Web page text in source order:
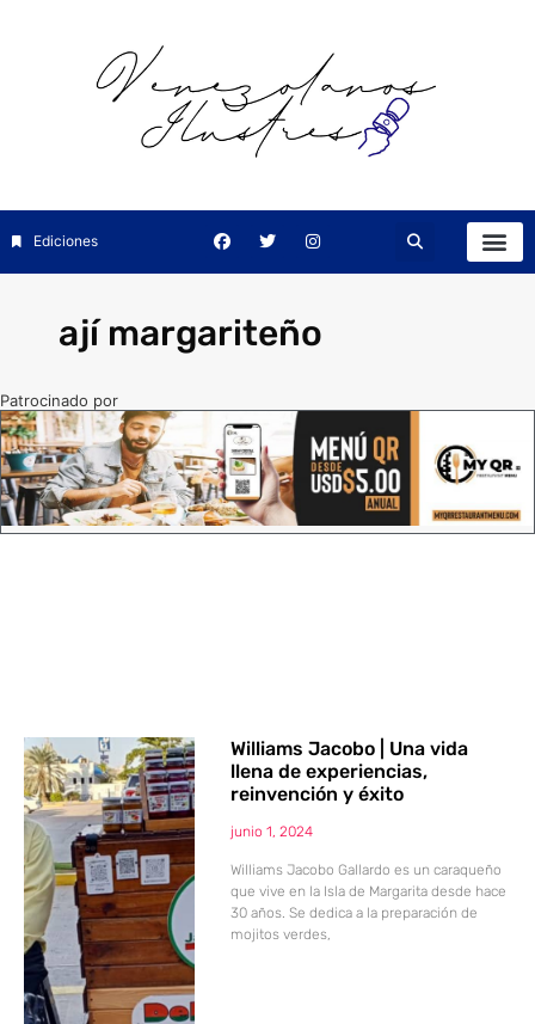
Ediciones
ají margariteño
Patrocinado por
Williams Jacobo | Una vida
llena de experiencias,
reinvención y éxito
junio 1, 2024
Williams Jacobo Gallardo es un caraqueño
que vive en la Isla de Margarita desde hace
30 años. Se dedica a la preparación de
mojitos verdes,